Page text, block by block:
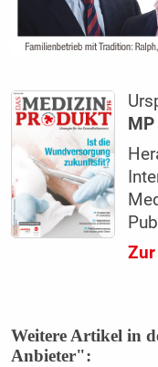
Weitere Artikel in
Anbieter":